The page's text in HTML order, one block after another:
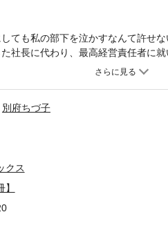
ても私の部下を泣かすなんて許せ
社長に代わり、最高経営責任者に
ールドミスだと勘違いされたフィ
別府ちづ子
クス